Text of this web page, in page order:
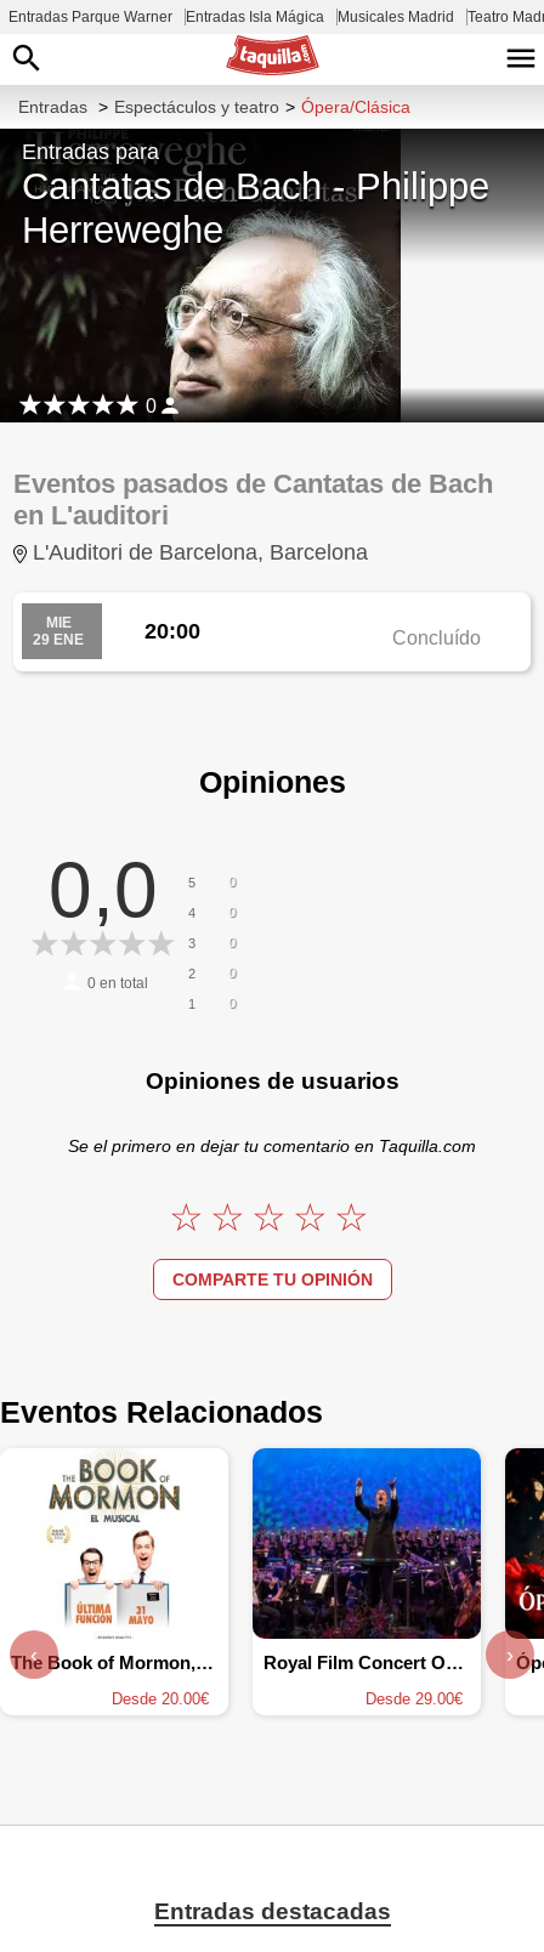
Entradas Parque Warner Entradas Isla Mágica Musicales Madrid Teatro
Entradas > Espectáculos y teatro > Ópera/Clásica
Entradas para
Cantatas de Bach - Philippe
Herreweghe
0
Eventos pasados de Cantatas de Bach
en L'auditori
L'Auditori de Barcelona, Barcelona
MIE
29 ENE
20:00 Concluído
Opiniones
0,0
0en total
5 0
4 0
3 0
2 0
1 0
Opiniones de usuarios
Se el primero en dejar tu comentario en Taquilla.com
COMPARTE TU OPINIÓN
Eventos Relacionados
The Book of Mormon, el musical
Desde 20.00€
Royal Film Concert Orchestra
Desde 29.00€
‹ ›
Entradas destacadas